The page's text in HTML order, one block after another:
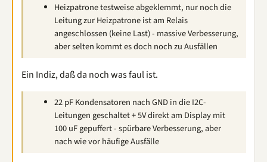
Heizpatrone testweise abgeklemmt, nur noch die
Leitung zur Heizpatrone ist am Relais
angeschlossen (keine Last) - massive Verbesserung,
aber selten kommt es doch noch zu Ausfällen
Ein Indiz, daß da noch was faul ist.
22 pF Kondensatoren nach GND in die I2C-
Leitungen geschaltet + 5V direkt am Display mit
100 uF gepuffert - spürbare Verbesserung, aber
nach wie vor häufige Ausfälle